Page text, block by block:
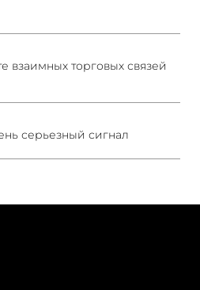
взаимных торговых связей
серьезный сигнал